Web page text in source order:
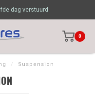
dag verstuurd
0
/ Suspension